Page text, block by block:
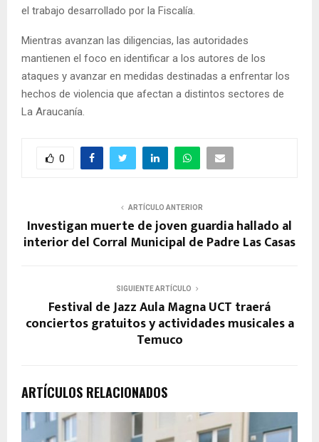
el trabajo desarrollado por la Fiscalía.
Mientras avanzan las diligencias, las autoridades
mantienen el foco en identificar a los autores de los
ataques y avanzar en medidas destinadas a enfrentar los
hechos de violencia que afectan a distintos sectores de
La Araucanía.
0
ARTÍCULO ANTERIOR
Investigan muerte de joven guardia hallado al
interior del Corral Municipal de Padre Las Casas
SIGUIENTE ARTÍCULO
Festival de Jazz Aula Magna UCT traerá
conciertos gratuitos y actividades musicales a
Temuco
ARTÍCULOS RELACIONADOS